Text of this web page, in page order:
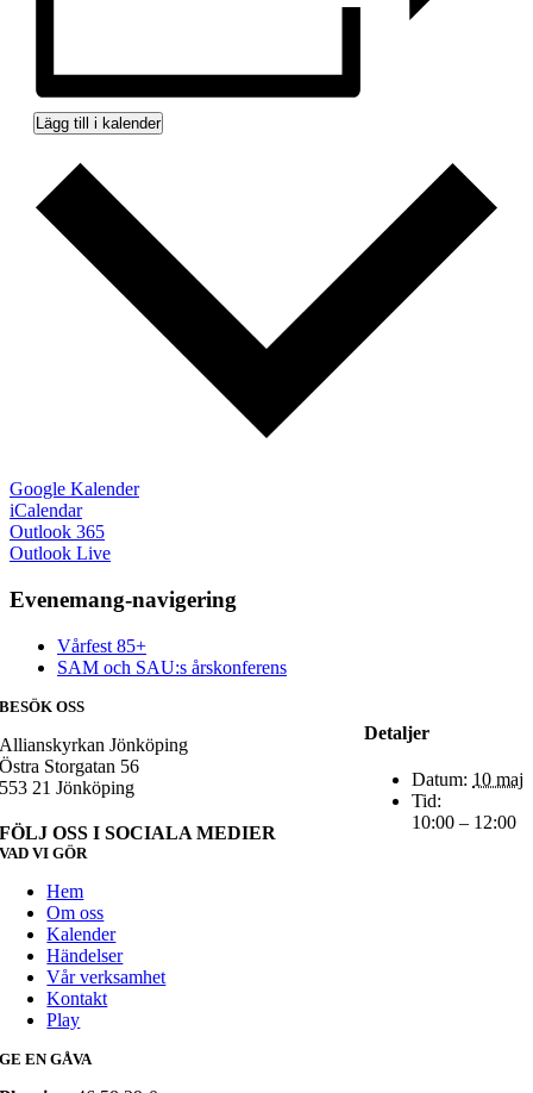
Lägg till i kalender
Google Kalender
iCalendar
Outlook 365
Outlook Live
Evenemang-navigering
Vårfest 85+
SAM och SAU:s årskonferens
Detaljer
Datum: 10 maj
Tid:
10:00 – 12:00
BESÖK OSS
Allianskyrkan Jönköping
Östra Storgatan 56
553 21 Jönköping
FÖLJ OSS I SOCIALA MEDIER
VAD VI GÖR
Hem
Om oss
Kalender
Händelser
Vår verksamhet
Kontakt
Play
GE EN GÅVA